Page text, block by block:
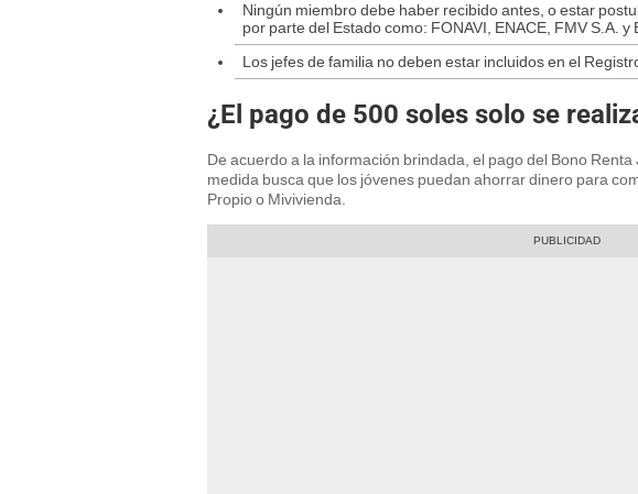
Ningún miembro debe haber recibido antes, o estar
por parte del Estado como: FONAVI, ENACE, FMV S.A. y
Los jefes de familia no deben estar incluidos en el
¿El pago de 500 soles solo se
De acuerdo a la información brindada, el pago del Bono
medida busca que los jóvenes puedan ahorrar dinero para
Propio o Mivivienda.